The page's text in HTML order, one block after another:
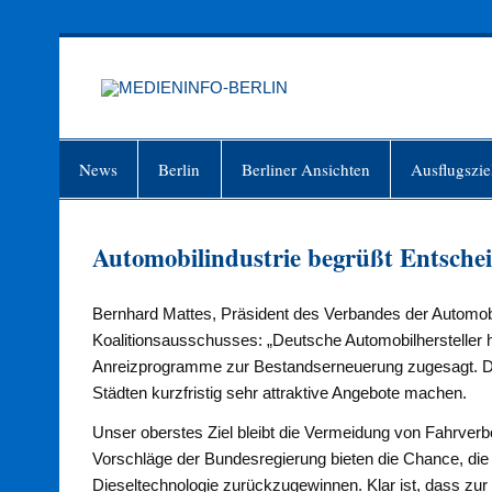
News Berlin Berliner Ansichten
Automobilindustrie begrüßt
Bernhard Mattes, Präsident des Verbandes der
Koalitionsausschusses: „Deutsche
Anreizprogramme zur Bestandserneuerung zugesagt.
Städten kurzfristig sehr attraktive Angebote machen.
Unser oberstes Ziel bleibt die Vermeidung von
Vorschläge der Bundesregierung bieten die Chance,
Dieseltechnologie zurückzugewinnen. Klar ist, dass